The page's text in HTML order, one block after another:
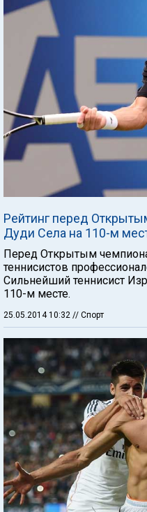
Рейтинг перед
Дуди Села на 110-м
Перед Открытым
теннисистов
Сильнейший теннисист
110-м месте.
25.05.2014 10:32 // Спорт